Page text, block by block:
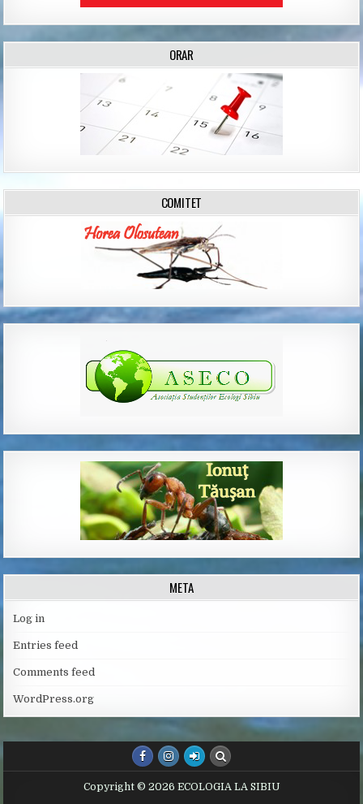
ORAR
COMITET
META
Log in
Entries feed
Comments feed
WordPress.org
Copyright © 2026 ECOLOGIA LA SIBIU